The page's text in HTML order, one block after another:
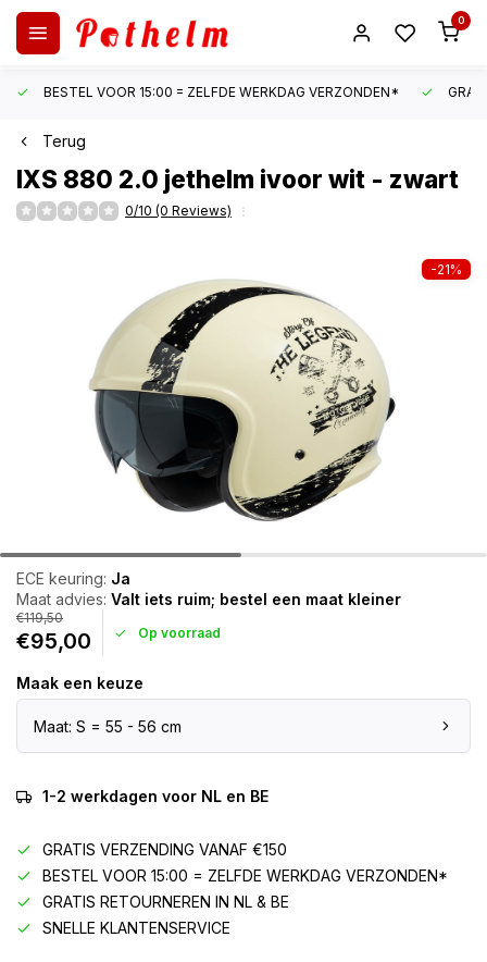
0
BESTEL VOOR 15:00 = ZELFDE WERKDAG VERZONDEN*
Terug
IXS 880 2.0 jethelm ivoor wit - zwart
0/10 (0 Reviews)
-21%
ECE keuring: Ja
Maat advies: Valt iets ruim; bestel een maat kleiner
€119,50
€95,00 Op voorraad
Maak een keuze
Maat: S = 55 - 56 cm
1-2 werkdagen voor NL en BE
GRATIS VERZENDING VANAF €150
BESTEL VOOR 15:00 = ZELFDE WERKDAG VERZONDEN*
GRATIS RETOURNEREN IN NL & BE
SNELLE KLANTENSERVICE